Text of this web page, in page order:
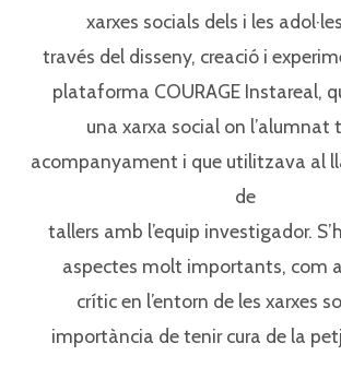
xarxes socials dels i les
través del disseny, creació i
plataforma COURAGE Instareal,
una xarxa social on l’alumnat
acompanyament i que utilitzava al
de⁣
tallers amb l’equip investigador.
aspectes molt importants, com
crític en l’entorn de les xarxes
importància de tenir cura de la